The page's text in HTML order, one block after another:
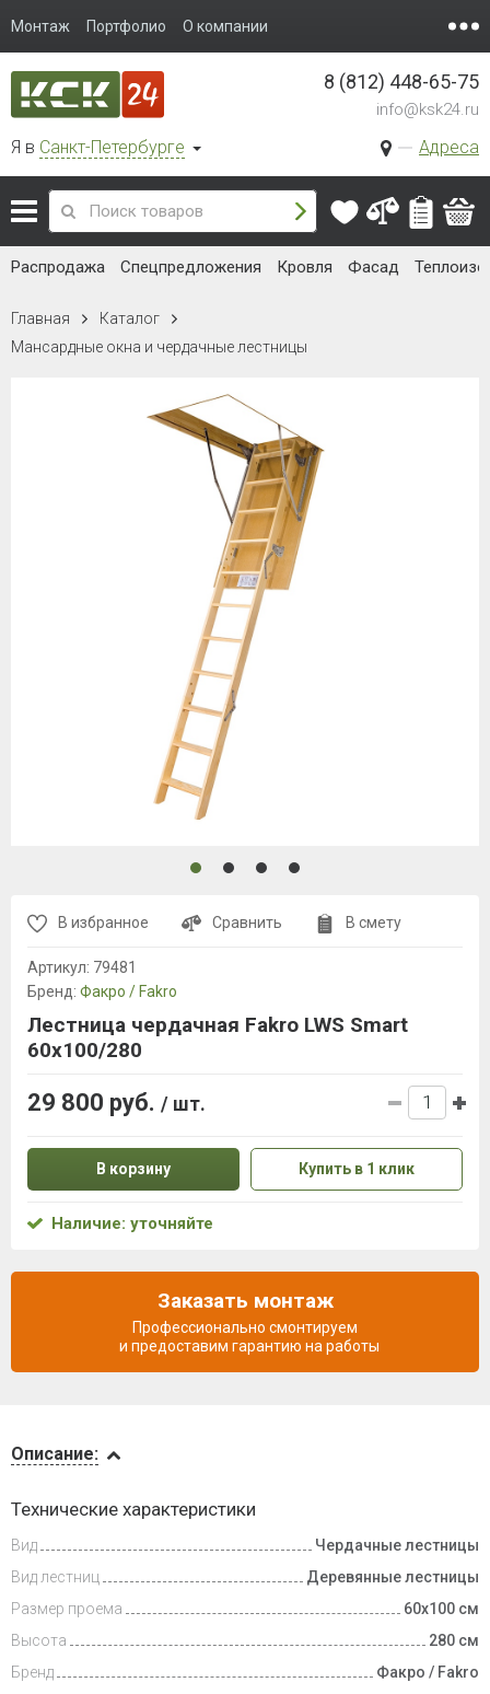
Монтаж Портфолио О компании
Я в Санкт-Петербурге Адреса
8 (812) 448-65-75
info@ksk24.ru
Распродажа Спецпредложения Кровля Фасад
Главная
Каталог
Мансардные окна и чердачные лестницы
и оплата
Описание:
Технические характеристики
Вид
Чердачные лестницы
Вид лестниц
Деревянные лестницы
Размер проема
60х100 см
Высота
280 см
Бренд
Факро / Fakro
В избранное Сравнить В смету
Артикул: 79481
Бренд: Факро / Fakro
Лестница чердачная Fakro LWS Smart
60х100/280
29 800 руб. / шт.
В корзину Купить в 1 клик
Наличие: уточняйте
Заказать монтаж
Профессионально смонтируем
и предоставим гарантию на работы